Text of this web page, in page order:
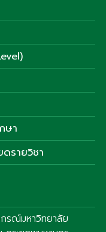
ษา
ดรายวิชา
รณ์มหาวิทยาลัย